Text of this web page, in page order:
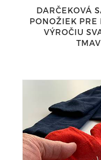
DARČEKOVÁ
PONOŽIEK
VÝROČIU